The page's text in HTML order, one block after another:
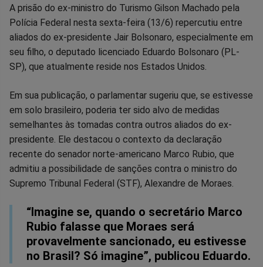
Compartilhar
no
Facebook
Compartilhar
no
Whatsapp
Compartilhar
no
Twitter
Compartilhar
no
Messenger
Compartilhar
no
Telegram
no
A prisão do ex-ministro do Turismo Gilson Machado pela
Polícia Federal nesta sexta-feira (13/6) repercutiu entre
aliados do ex-presidente Jair Bolsonaro, especialmente em
seu filho, o deputado licenciado Eduardo Bolsonaro (PL-
SP), que atualmente reside nos Estados Unidos.
Em sua publicação, o parlamentar sugeriu que, se estivesse
em solo brasileiro, poderia ter sido alvo de medidas
semelhantes às tomadas contra outros aliados do ex-
presidente. Ele destacou o contexto da declaração
recente do senador norte-americano Marco Rubio, que
admitiu a possibilidade de sanções contra o ministro do
Supremo Tribunal Federal (STF), Alexandre de Moraes.
“Imagine se, quando o secretário Marco
Rubio falasse que Moraes será
provavelmente sancionado, eu estivesse
no Brasil? Só imagine”, publicou Eduardo.